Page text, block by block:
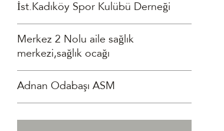
İst.Kadıköy Spor Kulübü Derneği
Merkez 2 Nolu aile sağlık
merkezi,sağlık ocağı
Adnan Odabaşı ASM